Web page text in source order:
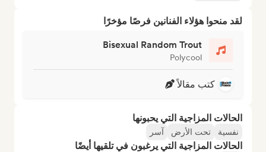
لقد منحوا هؤلاء الفنانين فرصًا مؤخرًا
Bisexual Random Trout
Polycool
كتب مقالاً
الحالات المزاجية التي يحبونها
نفسية تحت الأرض آسر
الحالات المزاجية التي يرغبون في تلقيها أيضًا